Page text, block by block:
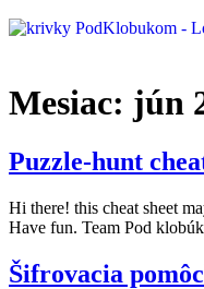
Mesiac: jún
Puzzle-hunt
Hi there! this cheat sheet
Have fun. Team Pod
Šifrovacia